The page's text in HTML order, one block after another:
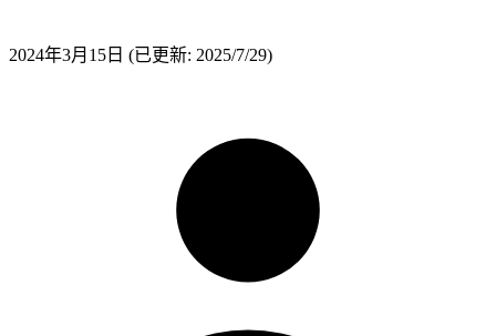
2024年3月15日 (已更新: 2025/7/29)